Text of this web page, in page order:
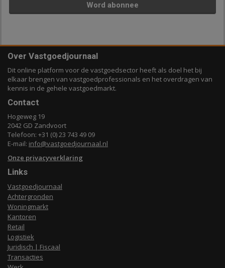
Word abonnee
Over Vastgoedjournaal
Dit online platform voor de vastgoedsector heeft als doel het bij
elkaar brengen van vastgoedprofessionals en het overdragen van
kennis in de gehele vastgoedmarkt.
Contact
Hogeweg 19
2042 GD Zandvoort
Telefoon: +31 (0) 23 743 49 09
E-mail: info@vastgoedjournaal.nl
Onze privacyverklaring
Links
Vastgoedjournaal
Achtergronden
Woningmarkt
Kantoren
Retail
Logistiek
Juridisch | Fiscaal
Transacties